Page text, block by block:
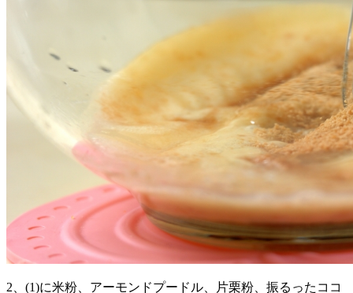
2、(1)に米粉、アーモンドプードル、片栗粉、振るったココ